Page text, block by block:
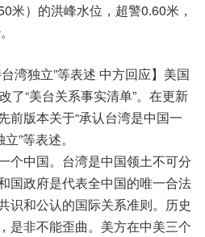
米）的洪峰水位，超警0.60米，
湾独立”等表述 中方回应】美国
了“美台关系事实清单”。在更新
前版本关于“承认台湾是中国一
”等表述。
个中国。台湾是中国领土不可分
国政府是代表全中国的唯一合法
识和公认的国际关系准则。历史
是非不能歪曲。美方在中美三个